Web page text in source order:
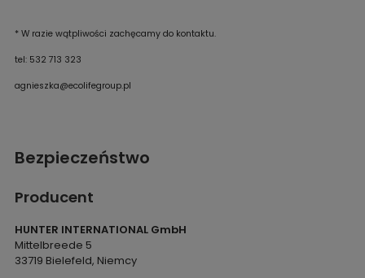
* W razie wątpliwości zachęcamy do kontaktu.
tel: 532 713 323
agnieszka@ecolifegroup.pl
Bezpieczeństwo
Producent
HUNTER INTERNATIONAL GmbH
Mittelbreede 5
33719 Bielefeld, Niemcy